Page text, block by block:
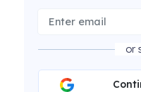
or